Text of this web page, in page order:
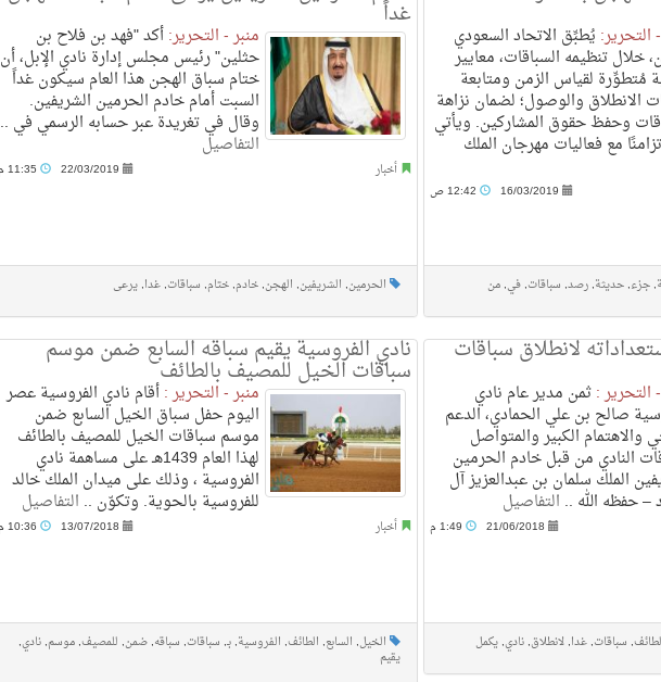
غداً
منبر - التحرير:أكد "فهد بن فلاح بن
حثلين" رئيس مجلس إدارة نادي الإبل، أن
ختام سباق الهجن هذا العام سيكون غداً
السبت أمام خادم الحرمين الشريفين.
وقال في تغريدة عبر حسابه الرسمي في ..
التفاصيل
أخبار 22/03/2019
الحرمين, الشريفين, الهجن,خادم,ختام, سباقات,غدا,يرعى
التحرير: يُطبِّق الاتحاد السعودي
خلال تنظيمه السباقات، معايير
مُتطوِّرة لقياس الزمن ومتابعة
الانطلاق والوصول؛ لضمان نزاهة
وحفظ حقوق المشاركين. ويأتي
مع فعاليات مهرجان الملك
16/03/2019
,جزء,حديثة,رصد, سباقات,في,من
نادي الفروسية يقيم سباقه السابع ضمن موسم
سباقات الخيل للمصيف بالطائف
منبر - التحرير :أقام نادي الفروسية عصر
اليوم حفل سباق الخيل السابع ضمن
موسم سباقات الخيل للمصيف بالطائف
لهذا العام 1439هـ على مساهمة نادي
الفروسية ، وذلك على ميدان الملك خالد
للفروسية بالحوية. وتكوّن .. التفاصيل
أخبار 13/07/2018
الخيل, السابع, الطائف, الفروسية,بـ, سباقات, سباقه,ضمن, للمصيف,موسم,نادي,
يقيم
لانطلاق سباقات
التحرير :ثمن مدير عام نادي
صالح بن علي الحمادي، الدعم
والاهتمام الكبير والمتواصل
النادي من قبل خادم الحرمين
الملك سلمان بن عبدالعزيز آل
– حفظه الله .. التفاصيل
21/06/2018
, سباقات,غدا,لانطلاق,نادي,يكمل